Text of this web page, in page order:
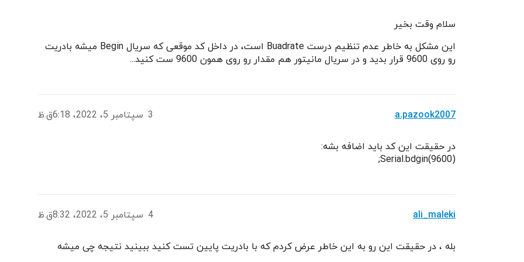
سلام وقت بخیر
این مشکل به خاطر عدم تنظیم درست Buadrate است، در داخل کد موقعی که سریال Begin میشه بادریت
رو روی 9600 قرار بدید و در سریال مانیتور هم مقدار رو روی همون 9600 ست کنید...
a.pazook2007 سپتامبر 5، 2022، 6:18ق.ظ 3
در حقیقت این کد باید اضافه بشه:
Serial.bdgin(9600);
ali_maleki سپتامبر 5، 2022، 8:32ق.ظ 4
بله ، در حقیقت این رو به این خاطر عرض کردم که با بادریت پایین تست کنید ببینید نتیجه چی میشه